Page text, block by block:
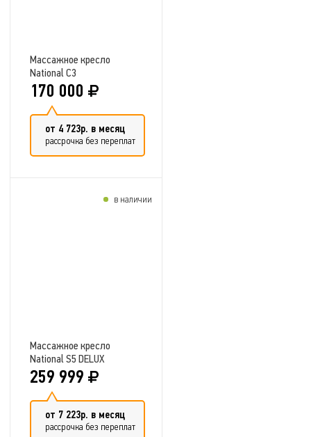
Массажное кресло
National C3
170 000
от 4 723р. в месяц
рассрочка без переплат
Массажное кресло
National S5 DELUX
259 999
от 7 223р. в месяц
рассрочка без переплат
в наличии